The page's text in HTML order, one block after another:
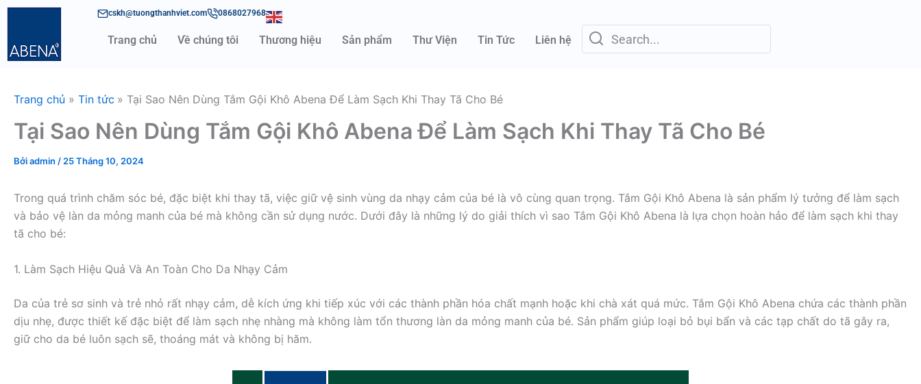
Nhảy
nội
dung
cskh@tuongthanhviet.com 0868027968
Trang chủ Về chúng tôi Thương hiệu Sản phẩm Thư Viện Tin Tức Liên hệ
Trang chủ Tin tức Tại Sao Nên Dùng Tắm Gội Khô Abena Để Làm Sạch Khi Thay Tã Cho Bé
Tại Sao Nên Dùng Tắm Gội Khô Abena Để Làm Sạch Khi Thay Tã Cho Bé
Bởiadmin / 25 Tháng 10, 2024
Trong quá trình chăm sóc bé, đặc biệt khi thay tã, việc giữ vệ sinh vùng da nhạy cảm của bé là vô cùng quan trọng. Tắm Gội Khô Abena là sản phẩm lý tưởng để làm sạch
và bảo vệ làn da mỏng manh của bé mà không cần sử dụng nước. Dưới đây là những lý do giải thích vì sao Tắm Gội Khô Abena là lựa chọn hoàn hảo để làm sạch khi thay
tã cho bé:
1. Làm Sạch Hiệu Quả Và An Toàn Cho Da Nhạy Cảm
Da của trẻ sơ sinh và trẻ nhỏ rất nhạy cảm, dễ kích ứng khi tiếp xúc với các thành phần hóa chất mạnh hoặc khi chà xát quá mức. Tắm Gội Khô Abena chứa các thành phần
dịu nhẹ, được thiết kế đặc biệt để làm sạch nhẹ nhàng mà không làm tổn thương làn da mỏng manh của bé. Sản phẩm giúp loại bỏ bụi bẩn và các tạp chất do tã gây ra,
giữ cho da bé luôn sạch sẽ, thoáng mát và không bị hăm.